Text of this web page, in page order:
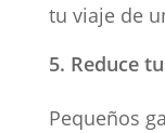
tu viaje de
Reduce
Pequeños